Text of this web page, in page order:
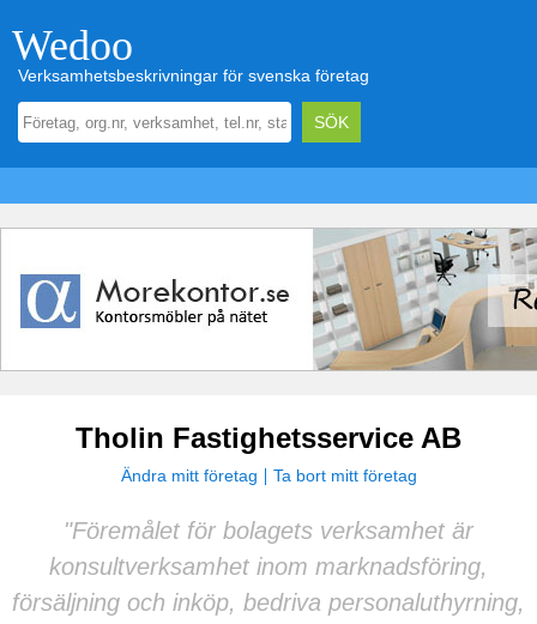
Wedoo
Verksamhetsbeskrivningar för svenska företag
Tholin Fastighetsservice AB
Ändra mitt företag Ta bort mitt företag
"Föremålet för bolagets verksamhet är
konsultverksamhet inom marknadsföring,
försäljning och inköp, bedriva personaluthyrning,